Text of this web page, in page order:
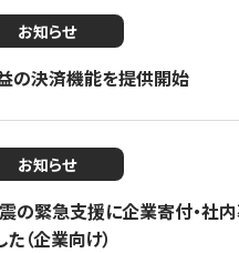
お知らせ
の決済機能を提供開始
お知らせ
の緊急支援に企業寄付・社
（企業向け）